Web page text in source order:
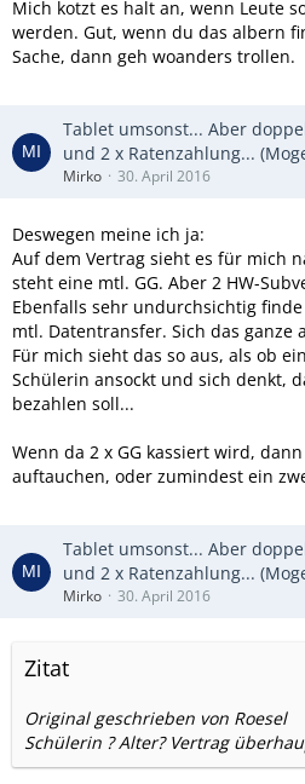
Mich kotzt es halt an, wenn Leute
werden. Gut, wenn du das albern
Sache, dann geh woanders trollen.
Tablet umsonst... Aber
und 2 x Ratenzahlung...
Mirko 30. April 2016
Deswegen meine ich ja:
Auf dem Vertrag sieht es für mich
steht eine mtl. GG. Aber 2 HW-
Ebenfalls sehr undurchsichtig
mtl. Datentransfer. Sich das ganze
Für mich sieht das so aus, als ob
Schülerin ansockt und sich denkt,
bezahlen soll...
Wenn da 2 x GG kassiert wird,
auftauchen, oder zumindest ein
Tablet umsonst... Aber
und 2 x Ratenzahlung...
Mirko 30. April 2016
Zitat
Original geschrieben von Roesel
Schülerin ? Alter? Vertrag